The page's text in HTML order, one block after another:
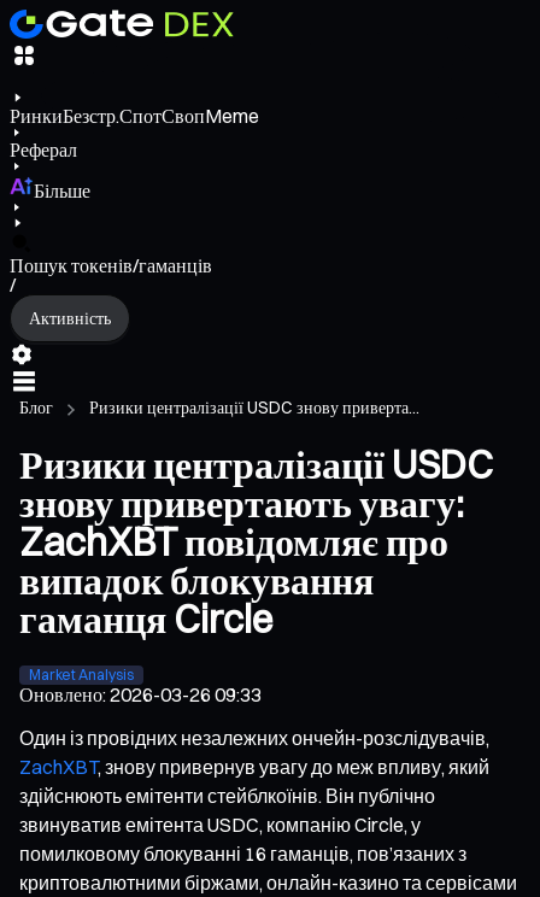
РинкиБезстр.СпотСвопMeme
Реферал
Більше
Пошук токенів/гаманців
/
Активність
Блог Ризики централізації USDC знову приверта...
Ризики централізації USDC
знову привертають увагу:
ZachXBT повідомляє про
випадок блокування
гаманця Circle
Market Analysis
Оновлено:2026-03-26 09:33
Один із провідних незалежних ончейн-розслідувачів,
ZachXBT, знову привернув увагу до меж впливу, який
здійснюють емітенти стейблкоїнів. Він публічно
звинуватив емітента USDC, компанію Circle, у
помилковому блокуванні 16 гаманців, пов’язаних з
криптовалютними біржами, онлайн-казино та сервісами